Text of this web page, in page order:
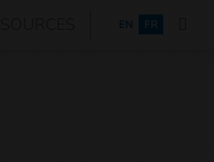
ENGLISH
EN FR